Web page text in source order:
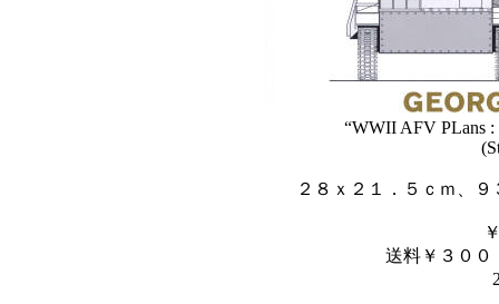
“WWII AFV PLans :
２８ｘ２１．５ｃｍ、
送料￥３００